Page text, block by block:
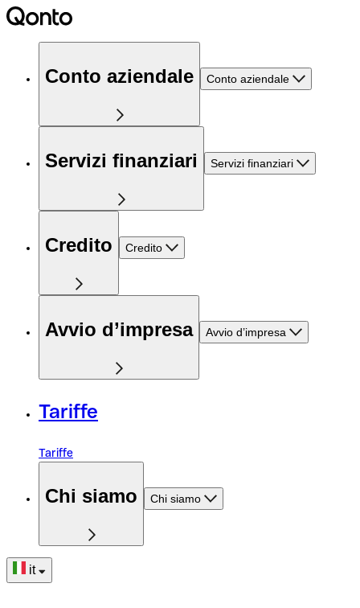
Conto aziendale Conto aziendale
Servizi finanziari Servizi finanziari
Credito Credito
Avvio d’impresa Avvio d’impresa
Tariffe
Tariffe
Chi siamo Chi siamo
it